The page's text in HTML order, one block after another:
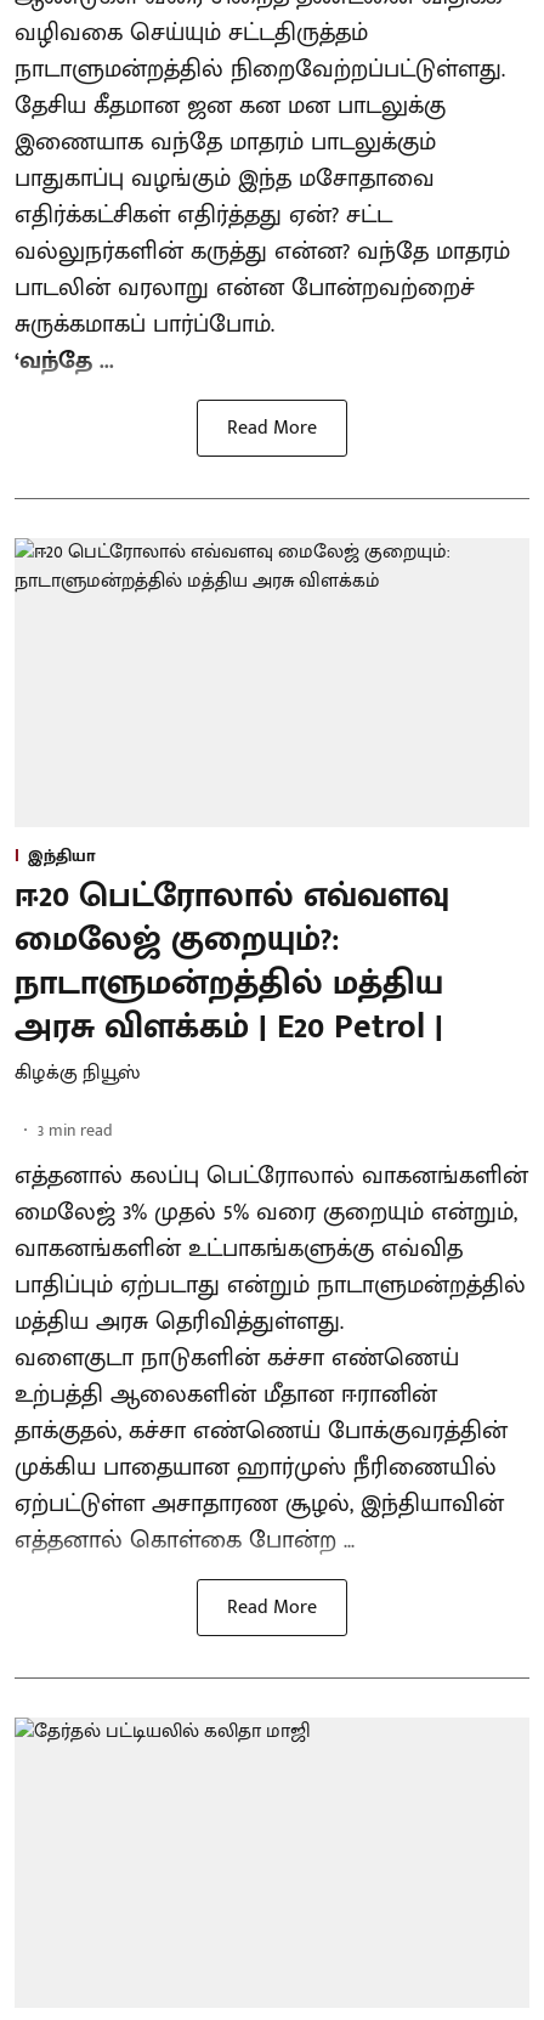
வழிவகை செய்யும் சட்டதிருத்தம்
நாடாளுமன்றத்தில் நிறைவேற்றப்பட்டுள்ளது.
தேசிய கீதமான ஜன கன மன பாடலுக்கு
இணையாக வந்தே மாதரம் பாடலுக்கும்
பாதுகாப்பு வழங்கும் இந்த மசோதாவை
எதிர்க்கட்சிகள் எதிர்த்தது ஏன்? சட்ட
வல்லுநர்களின் கருத்து என்ன? வந்தே மாதரம்
பாடலின் வரலாறு என்ன போன்றவற்றைச்
சுருக்கமாகப் பார்ப்போம்.
‘வந்தே ...
Read More
இந்தியா
ஈ20 பெட்ரோலால் எவ்வளவு
மைலேஜ் குறையும்?:
நாடாளுமன்றத்தில் மத்திய
அரசு விளக்கம் | E20 Petrol |
கிழக்கு நியூஸ்
3 min read
எத்தனால் கலப்பு பெட்ரோலால் வாகனங்களின்
மைலேஜ் 3% முதல் 5% வரை குறையும் என்றும்,
வாகனங்களின் உட்பாகங்களுக்கு எவ்வித
பாதிப்பும் ஏற்படாது என்றும் நாடாளுமன்றத்தில்
மத்திய அரசு தெரிவித்துள்ளது.
வளைகுடா நாடுகளின் கச்சா எண்ணெய்
உற்பத்தி ஆலைகளின் மீதான ஈரானின்
தாக்குதல், கச்சா எண்ணெய் போக்குவரத்தின்
முக்கிய பாதையான ஹார்முஸ் நீரிணையில்
ஏற்பட்டுள்ள அசாதாரண சூழல், இந்தியாவின்
எத்தனால் கொள்கை போன்ற ...
Read More